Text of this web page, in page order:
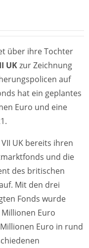
über ihre Tochter
UKzur Zeichnung
auf
hat ein geplantes
Euro und eine
UK bereits ihren
und die
des britischen
Mit den drei
Fonds wurde
Euro
Euro in rund